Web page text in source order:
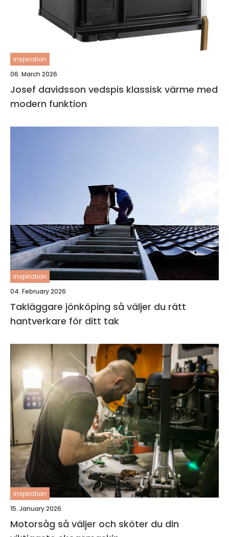
inspiration
06. March 2026
Josef davidsson vedspis klassisk värme med
modern funktion
inspiration
04. February 2026
Takläggare jönköping så väljer du rätt
hantverkare för ditt tak
inspiration
15. January 2026
Motorsåg så väljer och sköter du din